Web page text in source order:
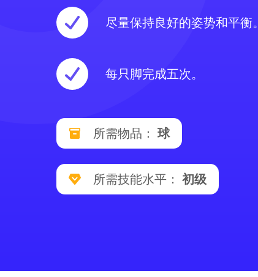
尽量保持良好的姿势和平衡。
每只脚完成五次。
所需物品： 球
所需技能水平： 初级